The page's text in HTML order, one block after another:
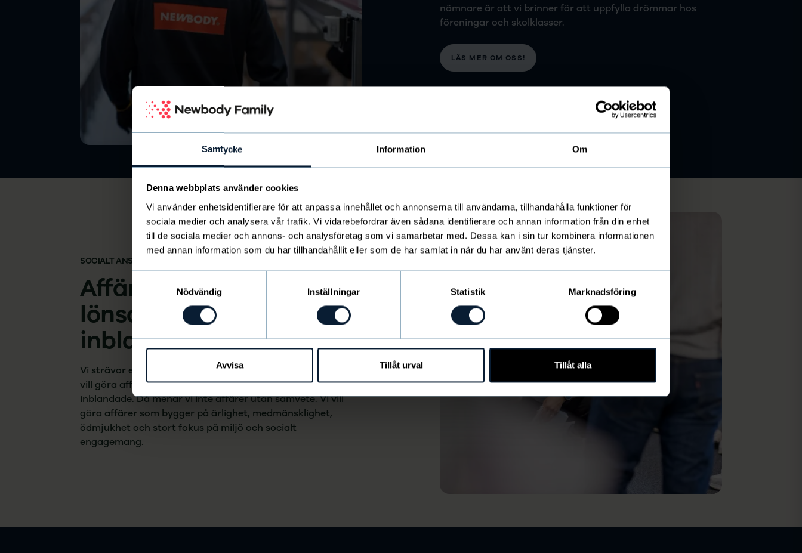
Samtycke Information Om
Denna webbplats använder cookies
Vi använder enhetsidentifierare för att anpassa innehållet och annonserna till användarna, tillhandahålla funktioner för
sociala medier och analysera vår trafik. Vi vidarebefordrar även sådana identifierare och annan information från din enhet
till de sociala medier och annons- och analysföretag som vi samarbetar med. Dessa kan i sin tur kombinera informationen
med annan information som du har tillhandahållit eller som de har samlat in när du har använt deras tjänster.
Nödvändig
Inställningar Statistik Marknadsföring
Avvisa Tillåt urval Tillåt alla
nämnare är att vi brinner för att uppfylla drömmar hos
föreningar och skolklasser.
LÄS MER OM OSS!
SOCIALT ANSVAR
Affärer med långsiktig
lönsamhet för alla
inblandade
Vi strävar efter att vara ett föredöme för andra företag. Vi
vill göra affärer med långsiktig lönsamhet för alla
inblandade. Då menar vi inte affärer utan samvete. Vi vill
göra affärer som bygger på ärlighet, medmänsklighet,
ödmjukhet och stort fokus på miljö och socialt
engagemang.